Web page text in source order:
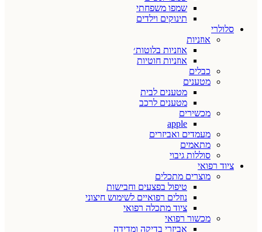
שמפו משפחתי
תינוקים וילדים
סלולרי
אוזניות
אוזניות בלוטות׳
אוזניות חוטיות
כבלים
מטענים
מטענים לבית
מטענים לרכב
מכשירים
apple
מעמדים ואביזרים
מתאמים
סוללות גיבוי
ציוד רפואי
מוצרים מתכלים
טיפול בפצעים וחבישות
נוזלים רפואיים לשימוש חיצוני
ציוד מתכלה רפואי
מכשור רפואי
אביזרי בדיקה ומדידה